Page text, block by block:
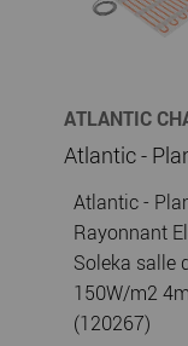
ATLANTIC
Atlantic -
Rayonnant
Soleka salle
150W/m2
(120267)